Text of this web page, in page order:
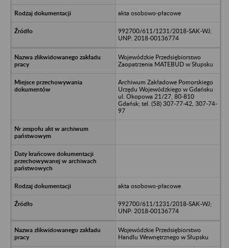
akta osobowo-płacowe
992700/611/1231/2018-SAK-WJ;
UNP: 2018-00136774
Wojewódzkie Przedsiębiorstwo
Zaopatrzenia MATEBUD w Słupsku
Archiwum Zakładowe Pomorskiego
Urzędu Wojewódzkiego w Gdańsku
ul. Okopowa 21/27, 80-810
Gdańsk; tel. (58) 307-77-42, 307-74-
97
akta osobowo-płacowe
992700/611/1231/2018-SAK-WJ;
UNP: 2018-00136774
Wojewódzkie Przedsiębiorstwo
Handlu Wewnętrznego w Słupsku